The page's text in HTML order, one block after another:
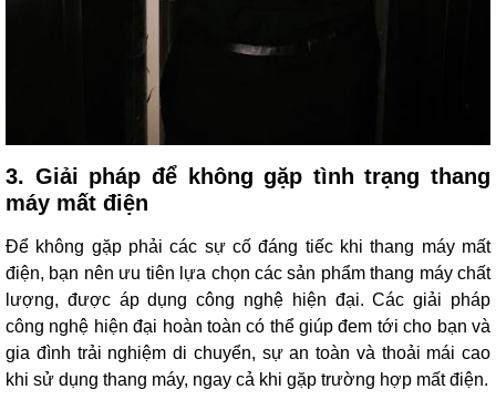
3. Giải pháp để không gặp tình trạng thang
máy mất điện
Để không gặp phải các sự cố đáng tiếc khi thang máy mất
điện, bạn nên ưu tiên lựa chọn các sản phẩm thang máy chất
lượng, được áp dụng công nghệ hiện đại. Các giải pháp
công nghệ hiện đại hoàn toàn có thể giúp đem tới cho bạn và
gia đình trải nghiệm di chuyển, sự an toàn và thoải mái cao
khi sử dụng thang máy, ngay cả khi gặp trường hợp mất điện.